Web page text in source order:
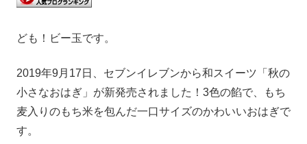
ども！ビー玉です。
2019年9月17日、セブンイレブンから和スイーツ「秋の
小さなおはぎ」が新発売されました！3色の餡で、もち
麦入りのもち米を包んだ一口サイズのかわいいおはぎで
す。